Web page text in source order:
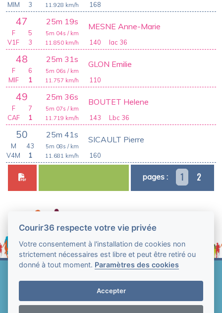
168
11.928 km/h
MIM
3
47 25m 19s
140
MESNE Anne-Marie
5m 04s / km
11.850 km/h
F
5
V1F
3 Iac 36
48 25m 31s
110
GLON Emilie
5m 06s / km
11.757 km/h
F
6
MIF
1
49 25m 36s
143
BOUTET Helene
5m 07s / km
11.719 km/h
F
7
CAF
1 Lbc 36
50 25m 41s
160
SICAULT Pierre
5m 08s / km
11.681 km/h
M
43
V4M
1
pages : 1 2
2004-2026
Mentions légales et conditions générales
Courir36 respecte votre vie privée
Votre consentement à l'installation de cookies non
strictement nécessaires est libre et peut être retiré ou
donné à tout moment. Paramètres des cookies
Accepter